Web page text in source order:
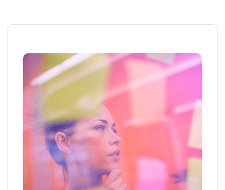
fomento
InovaCoop Videocast: reinvenção,
capacitação e inovação na Coopresa,
com Lívia Maria
InovaCoop Videocast: Design Thinking
e inovação cooperativista, com Hellen
Beck
InovaCoop Videocast: a jornada de
inovação da Unimed-BH, com
Frederico Peret